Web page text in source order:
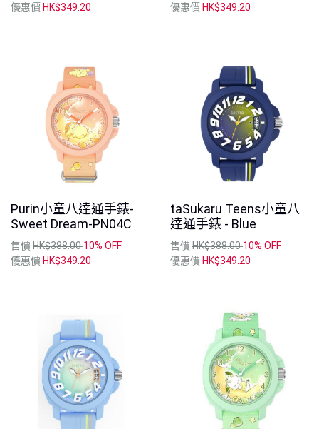
優惠價 HK$349.20
優惠價 HK$349.20
Purin小童八達通手錶-
Sweet Dream-PN04C
售價 HK$388.0010% OFF
優惠價 HK$349.20
taSukaru Teens小童八
達通手錶 - Blue
售價 HK$388.0010% OFF
優惠價 HK$349.20